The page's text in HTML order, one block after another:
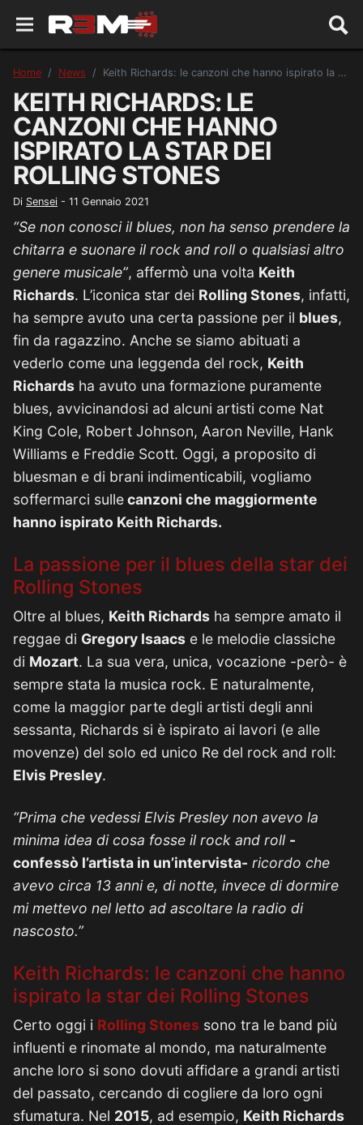
Home News Keith Richards: le canzoni che hanno ispirato la star dei Rolling Stones
KEITH RICHARDS: LE
CANZONI CHE HANNO
ISPIRATO LA STAR DEI
ROLLING STONES
Di Sensei - 11 Gennaio 2021
“Se non conosci il blues, non ha senso prendere la
chitarra e suonare il rock and roll o qualsiasi altro
genere musicale”, affermò una volta Keith
Richards. L’iconica star dei Rolling Stones, infatti,
ha sempre avuto una certa passione per il blues,
fin da ragazzino. Anche se siamo abituati a
vederlo come una leggenda del rock, Keith
Richards ha avuto una formazione puramente
blues, avvicinandosi ad alcuni artisti come Nat
King Cole, Robert Johnson, Aaron Neville, Hank
Williams e Freddie Scott. Oggi, a proposito di
bluesman e di brani indimenticabili, vogliamo
soffermarci sullecanzoni che maggiormente
hanno ispirato Keith Richards.
La passione per il blues della star dei
Rolling Stones
Oltre al blues, Keith Richards ha sempre amato il
reggae di Gregory Isaacs e le melodie classiche
di Mozart. La sua vera, unica, vocazione -però- è
sempre stata la musica rock. E naturalmente,
come la maggior parte degli artisti degli anni
sessanta, Richards si è ispirato ai lavori (e alle
movenze) del solo ed unico Re del rock and roll:
Elvis Presley.
“Prima che vedessi Elvis Presley non avevo la
minima idea di cosa fosse il rock and roll -
confessò l’artista in un’intervista- ricordo che
avevo circa 13 anni e, di notte, invece di dormire
mi mettevo nel letto ad ascoltare la radio di
nascosto.”
Keith Richards: le canzoni che hanno
ispirato la star dei Rolling Stones
Certo oggi i Rolling Stones sono tra le band più
influenti e rinomate al mondo, ma naturalmente
anche loro si sono dovuti affidare a grandi artisti
del passato, cercando di cogliere da loro ogni
sfumatura. Nel 2015, ad esempio, Keith Richards